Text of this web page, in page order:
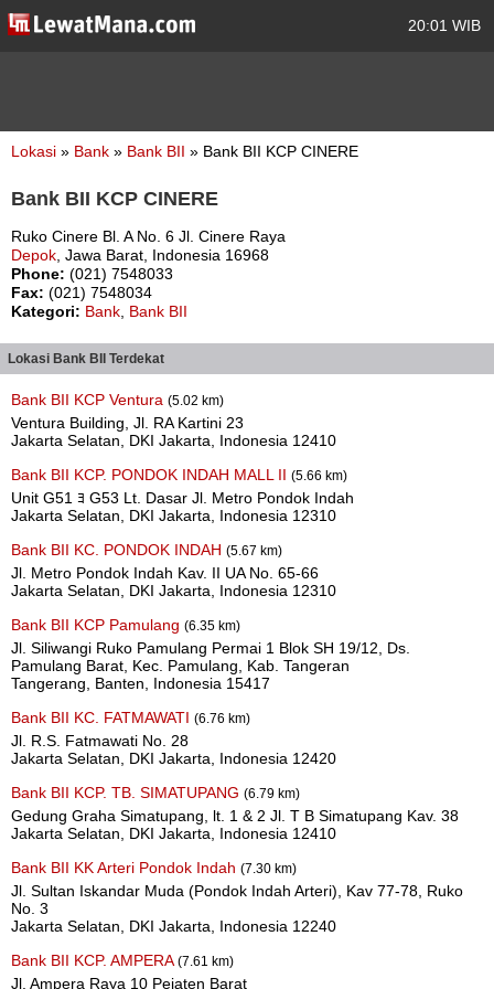
20:01 WIB
Lokasi » Bank » Bank BII » Bank BII KCP CINERE
Bank BII KCP CINERE
Ruko Cinere Bl. A No. 6 Jl. Cinere Raya
Depok , Jawa Barat, Indonesia 16968
Phone: (021) 7548033
Fax: (021) 7548034
Kategori: Bank Bank BII
Lokasi Bank BII Terdekat
Bank BII KCP Ventura (5.02 km)
Ventura Building, Jl. RA Kartini 23
Jakarta Selatan, DKI Jakarta, Indonesia 12410
Bank BII KCP. PONDOK INDAH MALL II (5.66 km)
Unit G51 ﾖ G53 Lt. Dasar Jl. Metro Pondok Indah
Jakarta Selatan, DKI Jakarta, Indonesia 12310
Bank BII KC. PONDOK INDAH (5.67 km)
Jl. Metro Pondok Indah Kav. II UA No. 65-66
Jakarta Selatan, DKI Jakarta, Indonesia 12310
Bank BII KCP Pamulang (6.35 km)
Jl. Siliwangi Ruko Pamulang Permai 1 Blok SH 19/12, Ds.
Pamulang Barat, Kec. Pamulang, Kab. Tangeran
Tangerang, Banten, Indonesia 15417
Bank BII KC. FATMAWATI (6.76 km)
Jl. R.S. Fatmawati No. 28
Jakarta Selatan, DKI Jakarta, Indonesia 12420
Bank BII KCP. TB. SIMATUPANG (6.79 km)
Gedung Graha Simatupang, lt. 1 & 2 Jl. T B Simatupang Kav. 38
Jakarta Selatan, DKI Jakarta, Indonesia 12410
Bank BII KK Arteri Pondok Indah (7.30 km)
Jl. Sultan Iskandar Muda (Pondok Indah Arteri), Kav 77-78, Ruko
No. 3
Jakarta Selatan, DKI Jakarta, Indonesia 12240
Bank BII KCP. AMPERA (7.61 km)
Jl. Ampera Raya 10 Pejaten Barat